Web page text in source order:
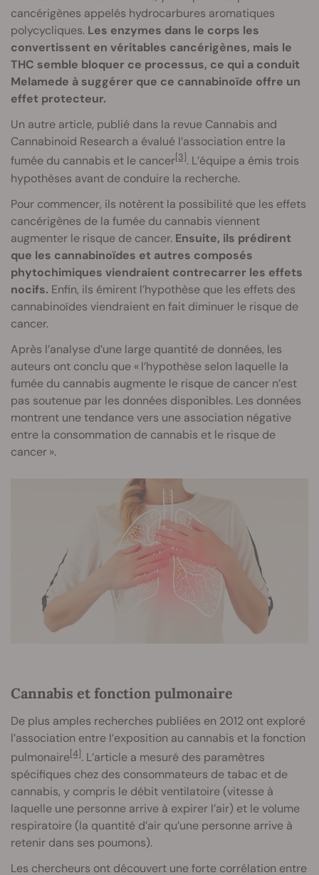
cancérigènes appelés hydrocarbures aromatiques
polycycliques. Les enzymes dans le corps les
convertissent en véritables cancérigènes, mais le
THC semble bloquer ce processus, ce qui a conduit
Melamede à suggérer que ce cannabinoïde offre un
effet protecteur.
Un autre article, publié dans la revue Cannabis and
Cannabinoid Research a évalué l’association entre la
fumée du cannabis et le cancer[3]. L’équipe a émis trois
hypothèses avant de conduire la recherche.
Pour commencer, ils notèrent la possibilité que les effets
cancérigènes de la fumée du cannabis viennent
augmenter le risque de cancer. Ensuite, ils prédirent
que les cannabinoïdes et autres composés
phytochimiques viendraient contrecarrer les effets
nocifs. Enfin, ils émirent l’hypothèse que les effets des
cannabinoïdes viendraient en fait diminuer le risque de
cancer.
Après l’analyse d’une large quantité de données, les
auteurs ont conclu que « l’hypothèse selon laquelle la
fumée du cannabis augmente le risque de cancer n’est
pas soutenue par les données disponibles. Les données
montrent une tendance vers une association négative
entre la consommation de cannabis et le risque de
cancer ».
Cannabis et fonction pulmonaire
De plus amples recherches publiées en 2012 ont exploré
l’association entre l’exposition au cannabis et la fonction
pulmonaire[4]. L’article a mesuré des paramètres
spécifiques chez des consommateurs de tabac et de
cannabis, y compris le débit ventilatoire (vitesse à
laquelle une personne arrive à expirer l’air) et le volume
respiratoire (la quantité d’air qu’une personne arrive à
retenir dans ses poumons).
Les chercheurs ont découvert une forte corrélation entre